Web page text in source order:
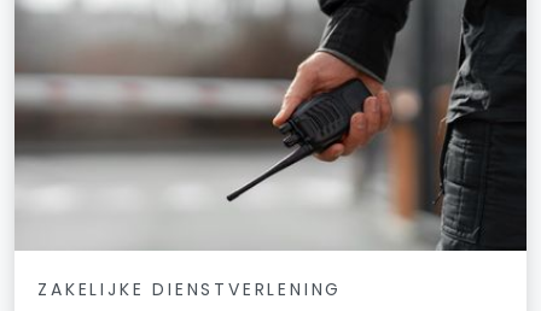
ZAKELIJKE DIENSTVERLENING